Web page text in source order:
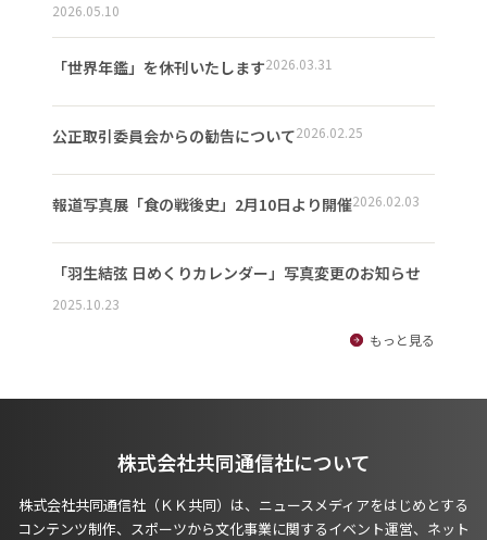
2026.05.10
「世界年鑑」を休刊いたします2026.03.31
公正取引委員会からの勧告について2026.02.25
報道写真展「食の戦後史」2月10日より開催2026.02.03
「羽生結弦 日めくりカレンダー」写真変更のお知らせ
2025.10.23
もっと見る
株式会社共同通信社について
株式会社共同通信社（ＫＫ共同）は、ニュースメディアをはじめとする
コンテンツ制作、スポーツから文化事業に関するイベント運営、ネット